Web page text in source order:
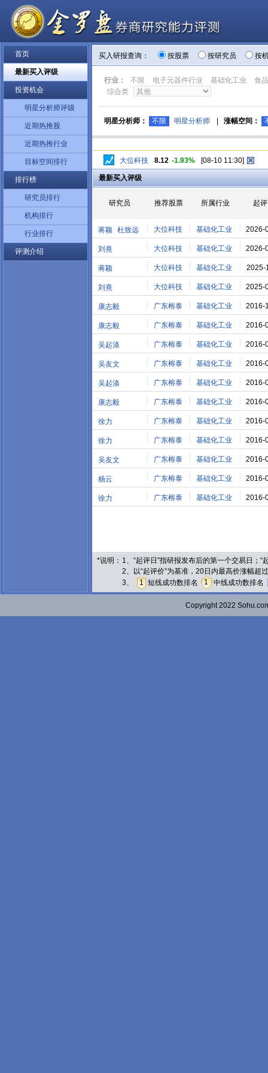
首页
最新买入评级
投资机会
明星分析师评级
近期热推股
近期热推行业
目标空间排行
排行榜
研究员排行
机构排行
行业排行
评测介绍
买入研报查询： 按股票 按研究员 按
行业： 不限 电子元器件行业 基础化工业
食
综合类
明星分析师： 不限 明星分析师 涨幅空间：
大位科技 8.12 -1.93% [08-10 11:30]
最新买入评级
研究员 推荐股票 所属行业 起
蒋颖 杜致远 大位科技 基础化工业 2026-
刘熹 大位科技 基础化工业 2026-
蒋颖 大位科技 基础化工业 2025-
刘熹 大位科技 基础化工业 2025-
康志毅 广东榕泰 基础化工业 2016-
康志毅 广东榕泰 基础化工业 2016-
吴起涤 广东榕泰 基础化工业 2016-
吴友文 广东榕泰 基础化工业 2016-
吴起涤 广东榕泰 基础化工业 2016-
康志毅 广东榕泰 基础化工业 2016-
徐力 广东榕泰 基础化工业 2016-
徐力 广东榕泰 基础化工业 2016-
吴友文 广东榕泰 基础化工业 2016-
杨云 广东榕泰 基础化工业 2016-
徐力 广东榕泰 基础化工业 2016-
*说明： 1、“起评日”指研报发布后的第一个交易日；
2、以“起评价”为基准，20日内最高价涨幅
3、
1 短线成功数排名 1 中线成功数排名
Copyright 2022